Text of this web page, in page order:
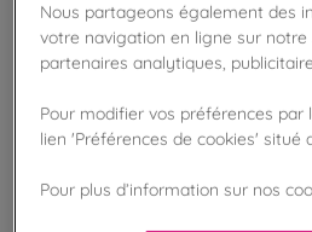
VOIR LE
Nous partageons également des
votre navigation en ligne sur notre
partenaires analytiques,
Pour modifier vos préférences par
lien 'Préférences de cookies' situé
Pour plus d’information sur nos